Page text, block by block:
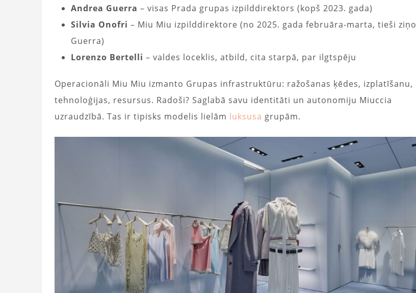
Andrea Guerra – visas Prada grupas izpilddirektors (kopš 2023. gada)
Silvia Onofri – Miu Miu izpilddirektore (no 2025. gada februāra-marta, tieši ziņo
Guerra)
Lorenzo Bertelli – valdes loceklis, atbild, cita starpā, par ilgtspēju
Operacionāli Miu Miu izmanto Grupas infrastruktūru: ražošanas ķēdes, izplatīšanu,
tehnoloģijas, resursus. Radoši? Saglabā savu identitāti un autonomiju Miuccia
uzraudzībā. Tas ir tipisks modelis lielām luksusa grupām.